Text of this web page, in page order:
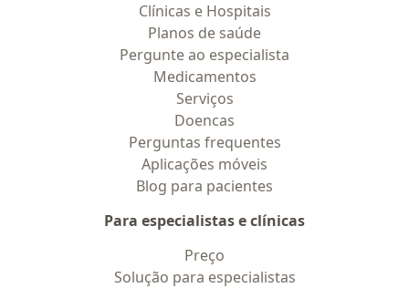
Clínicas e Hospitais
Planos de saúde
Pergunte ao especialista
Medicamentos
Serviços
Doencas
Perguntas frequentes
Aplicações móveis
Blog para pacientes
Para especialistas e clínicas
Preço
Solução para especialistas